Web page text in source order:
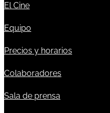
El Cine
Equipo
Precios y horarios
Colaboradores
Sala de prensa